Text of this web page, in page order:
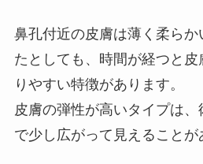
鼻孔付近の皮膚は薄く柔ら
たとしても、時間が経つと
りやすい特徴があります。
皮膚の弾性が高いタイプは、
で少し広がって見えることが